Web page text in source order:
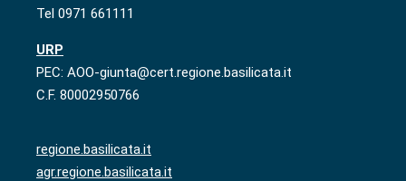
Tel 0971 661111
URP
PEC: AOO-giunta@cert.regione.basilicata.it
C.F. 80002950766
regione.basilicata.it
agr.regione.basilicata.it